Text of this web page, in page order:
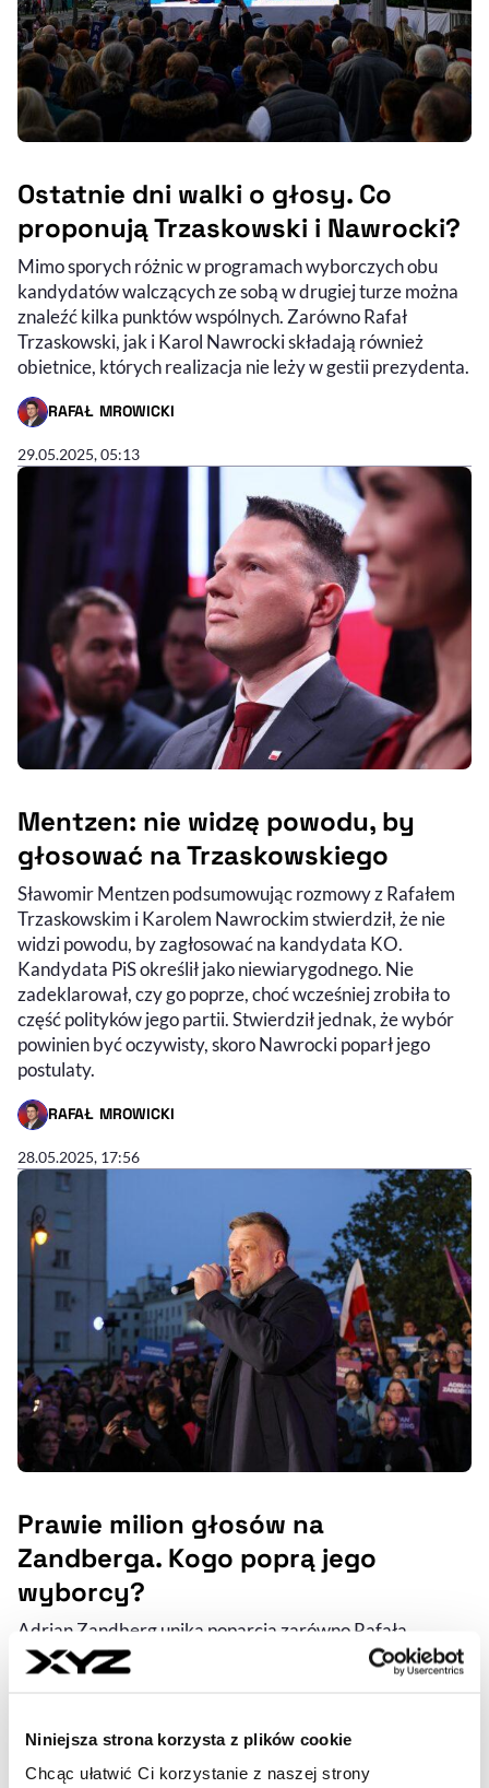
Niniejsza strona korzysta z plików cookie
Chcąc ułatwić Ci korzystanie z naszej strony
Ostatnie dni walki o głosy. Co
proponują Trzaskowski i Nawrocki?
Mimo sporych różnic w programach wyborczych obu
kandydatów walczących ze sobą w drugiej turze można
znaleźć kilka punktów wspólnych. Zarówno Rafał
Trzaskowski, jak i Karol Nawrocki składają również
obietnice, których realizacja nie leży w gestii prezydenta.
RAFAŁ MROWICKI
- AUTOR ARTYKUŁU - PROFIL
29.05.2025, 05:13
Mentzen: nie widzę powodu, by
głosować na Trzaskowskiego
Sławomir Mentzen podsumowując rozmowy z Rafałem
Trzaskowskim i Karolem Nawrockim stwierdził, że nie
widzi powodu, by zagłosować na kandydata KO.
Kandydata PiS określił jako niewiarygodnego. Nie
zadeklarował, czy go poprze, choć wcześniej zrobiła to
część polityków jego partii. Stwierdził jednak, że wybór
powinien być oczywisty, skoro Nawrocki poparł jego
postulaty.
RAFAŁ MROWICKI
- AUTOR ARTYKUŁU - PROFIL
28.05.2025, 17:56
Prawie milion głosów na
Zandberga. Kogo poprą jego
wyborcy?
Adrian Zandberg unika poparcia zarówno Rafała
Trzaskowskiego, jak i Karola Nawrockiego. Czym mogą
kierować się jego wyborcy, podejmując decyzję 1
swoją partią. Po pierwszej turze ok. 4,5 tys. osób zgłosiło
się, by do niej wstąpić.